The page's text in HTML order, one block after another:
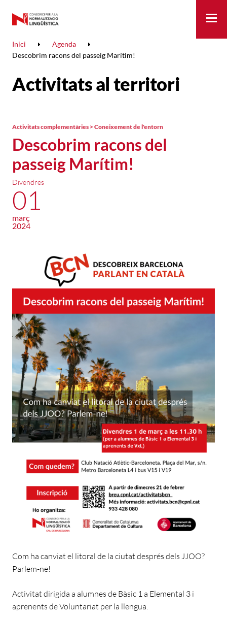
Inici
Agenda
Descobrim racons del passeig Marítim!
Activitats al territori
Descobrim racons del
passeig Marítim!
Activitats complementàries > Coneixement de l'entorn
Divendres
01
març
2024
Com ha canviat el litoral de la ciutat després dels JJOO?
Parlem-ne!
Activitat dirigida a alumnes de Bàsic 1 a Elemental 3 i
aprenents de Voluntariat per la llengua.